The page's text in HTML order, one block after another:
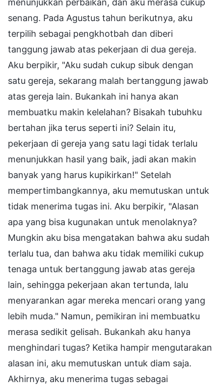
senang. Pada Agustus tahun berikutnya, aku
terpilih sebagai pengkhotbah dan diberi
tanggung jawab atas pekerjaan di dua gereja.
Aku berpikir, "Aku sudah cukup sibuk dengan
satu gereja, sekarang malah bertanggung jawab
atas gereja lain. Bukankah ini hanya akan
membuatku makin kelelahan? Bisakah tubuhku
bertahan jika terus seperti ini? Selain itu,
pekerjaan di gereja yang satu lagi tidak terlalu
menunjukkan hasil yang baik, jadi akan makin
banyak yang harus kupikirkan!" Setelah
mempertimbangkannya, aku memutuskan untuk
tidak menerima tugas ini. Aku berpikir, "Alasan
apa yang bisa kugunakan untuk menolaknya?
Mungkin aku bisa mengatakan bahwa aku sudah
terlalu tua, dan bahwa aku tidak memiliki cukup
tenaga untuk bertanggung jawab atas gereja
lain, sehingga pekerjaan akan tertunda, lalu
menyarankan agar mereka mencari orang yang
lebih muda." Namun, pemikiran ini membuatku
merasa sedikit gelisah. Bukankah aku hanya
menghindari tugas? Ketika hampir mengutarakan
alasan ini, aku memutuskan untuk diam saja.
Akhirnya, aku menerima tugas sebagai